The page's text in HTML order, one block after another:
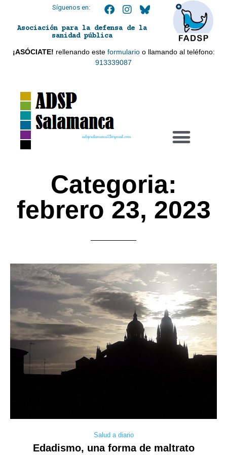
Síguenos en:
Asociación para la defensa de la
sanidad pública
¡ASÓCIATE! rellenando este formularioo llamando al teléfono:
913339087
adspsalamanca21@gmail.com
Categoria:
febrero 23, 2023
Salud a diario
Edadismo, una forma de maltrato